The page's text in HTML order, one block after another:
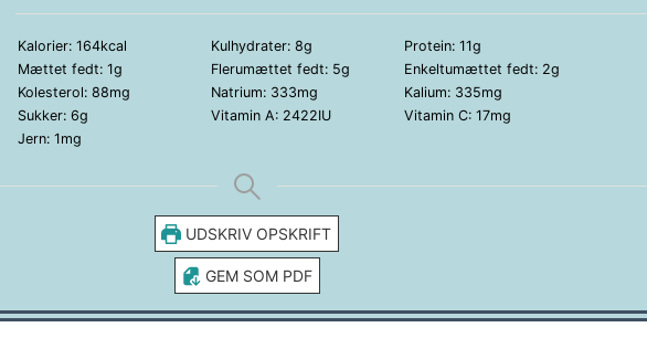
Kalorier: 164kcal Kulhydrater: 8g Protein: 11g
Mættet fedt: 1g Flerumættet fedt: 5g Enkeltumættet fedt: 2g
Kolesterol: 88mg Natrium: 333mg Kalium: 335mg
Sukker: 6g Vitamin A: 2422IU Vitamin C: 17mg
Jern: 1mg
UDSKRIV OPSKRIFT
GEM SOM PDF